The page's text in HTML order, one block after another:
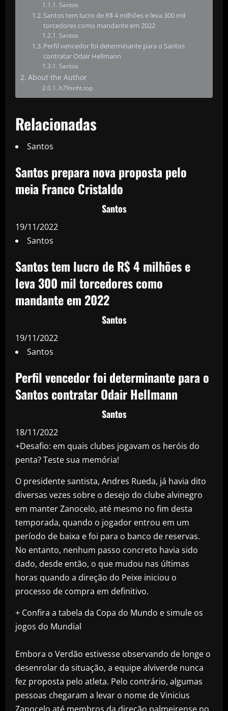
Santos
Santos tem lucro de R$ 4 milhões e leva 300 mil
torcedores como mandante em 2022
Santos
Perfil vencedor foi determinante para o Santos
contratar Odair Hellmann
Santos
About the Author
h79snht.top
Relacionadas
Santos
Santos prepara nova proposta pelo
meia Franco Cristaldo
Santos
19/11/2022
Santos
Santos tem lucro de R$ 4 milhões e
leva 300 mil torcedores como
mandante em 2022
Santos
19/11/2022
Santos
Perfil vencedor foi determinante para o
Santos contratar Odair Hellmann
Santos
18/11/2022
+Desafio: em quais clubes jogavam os heróis do
penta? Teste sua memória!
O presidente santista, Andres Rueda, já havia dito
diversas vezes sobre o desejo do clube alvinegro
em manter Zanocelo, até mesmo no fim desta
temporada, quando o jogador entrou em um
período de baixa e foi para o banco de reservas.
No entanto, nenhum passo concreto havia sido
dado, desde então, o que mudou nas últimas
horas quando a direção do Peixe iniciou o
processo de compra em definitivo.
+ Confira a tabela da Copa do Mundo e simule os
jogos do Mundial
Embora o Verdão estivesse observando de longe o
desenrolar da situação, a equipe alviverde nunca
fez proposta pelo atleta. Pelo contrário, algumas
pessoas chegaram a levar o nome de Vinicius
Zanocelo até membros da direção palmeirense no